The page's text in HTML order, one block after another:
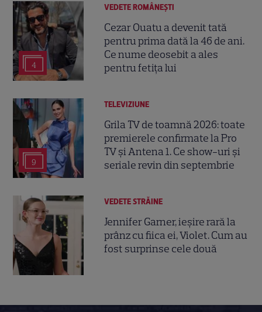
4
VEDETE ROMÂNEŞTI
Cezar Ouatu a devenit tată
pentru prima dată la 46 de ani.
Ce nume deosebit a ales
pentru fetița lui
9
TELEVIZIUNE
Grila TV de toamnă 2026: toate
premierele confirmate la Pro
TV și Antena 1. Ce show-uri și
seriale revin din septembrie
VEDETE STRĂINE
Jennifer Garner, ieșire rară la
prânz cu fiica ei, Violet. Cum au
fost surprinse cele două